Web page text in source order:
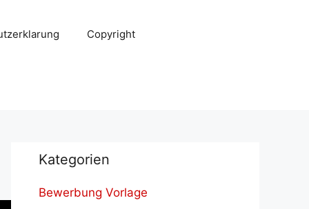
Copyright
Kategorien
Bewerbung Vorlage